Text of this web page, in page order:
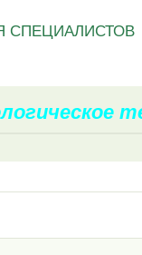
СПЕЦИАЛИСТОВ